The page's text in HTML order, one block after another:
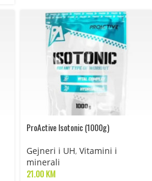
ProActive Isotonic (1000g)
Gejneri i UH, Vitamini i
minerali
21.00KM